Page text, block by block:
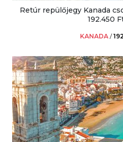
Retúr repülőjegy Kanada
192.450
KANADA /